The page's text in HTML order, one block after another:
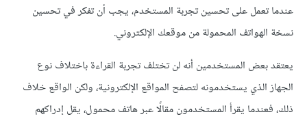
عندما تعمل على تحسين تجربة المستخدم، يجب أن تفكر في تحسين
نسخة الهواتف المحمولة من موقعك الإلكتروني.
يعتقد بعض المستخدمين أنه لن تختلف تجربة القراءة باختلاف نوع
الجهاز الذي يستخدمونه لتصفح المواقع الإلكترونية، ولكن الواقع خلاف
ذلك، فعندما يقرأ المستخدمون مقالًا عبر هاتف محمول، يقل إدراكهم